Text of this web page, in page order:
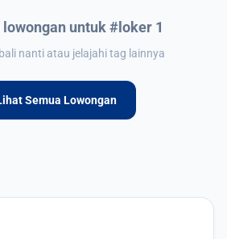
lowongan untuk #loker 1
nanti atau jelajahi tag lainnya
Semua Lowongan